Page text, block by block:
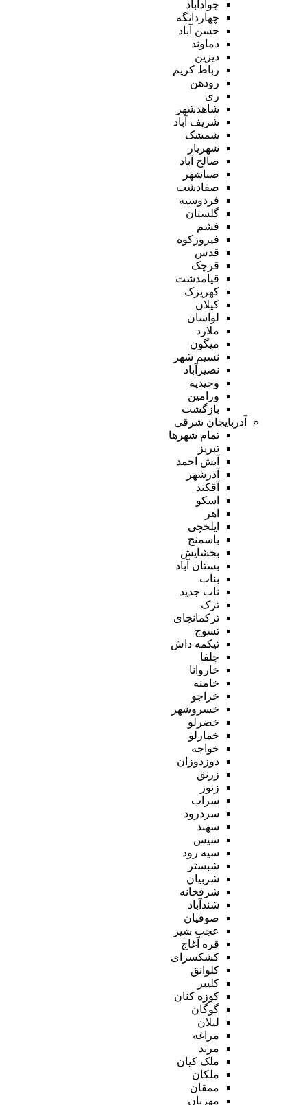
جوادآباد
چهاردانگه
حسن آباد
دماوند
دیزین
رباط کریم
رودهن
ری
شاهدشهر
شریف آباد
شمشک
شهریار
صالح آباد
صباشهر
صفادشت
فردوسیه
گلستان
فشم
فیروزکوه
قدس
قرچک
قیامدشت
کهریزک
کیلان
لواسان
ملارد
میگون
نسیم شهر
نصیرآباد
وحیدیه
ورامین
بازگشت
آذربایجان شرقی
تمام شهر‌ها
تبریز
آبش احمد
آذرشهر
آقکند
اسکو
اهر
ایلخچی
باسمنج
بخشایش
بستان آباد
بناب
ناب جدید
ترک
ترکمانچای
تسوج
تیکمه داش
جلفا
خاروانا
خامنه
خراجو
خسروشهر
خضرلو
خمارلو
خواجه
دوزدوزان
زرنق
زنوز
سراب
سردرود
سهند
سیس
سیه رود
شبستر
شربیان
شرفخانه
شندآباد
صوفیان
عجب شیر
قره آغاج
کشکسرای
کلوانق
کلیبر
کوزه کنان
گوگان
لیلان
مراغه
مرند
ملک کیان
ملکان
ممقان
مهربان